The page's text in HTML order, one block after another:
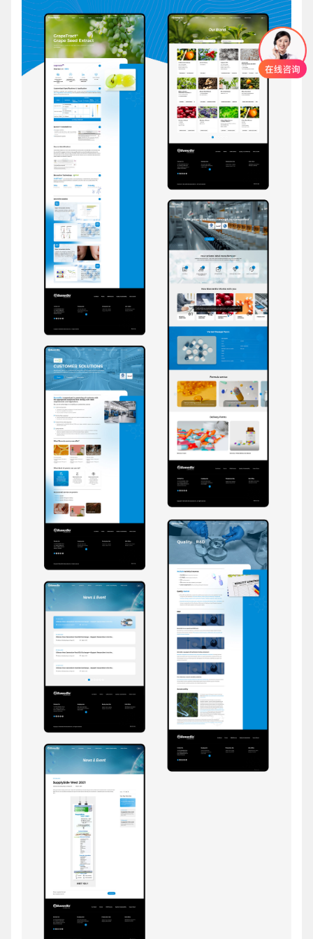
创意品牌型网站 标准企业官网建设 ·
电商及系统平台开发 · 微信小程序开发